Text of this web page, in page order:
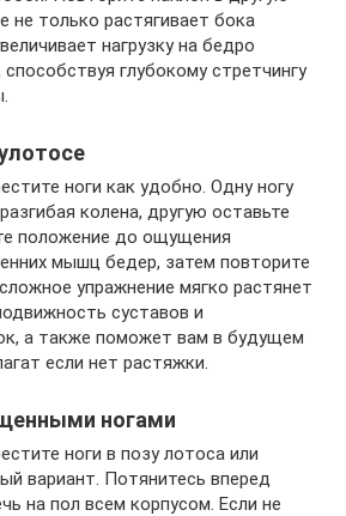
не только растягивает бока
нагрузку на бедро
глубокому стретчингу
ноги как удобно. Одну ногу
колена, другую оставьте
положение до ощущения
мышц бедер, затем повторите
упражнение мягко растянет
суставов и
а также поможет вам в будущем
если нет растяжки.
ногами
ноги в позу лотоса или
вариант. Потянитесь вперед
на пол всем корпусом. Если не